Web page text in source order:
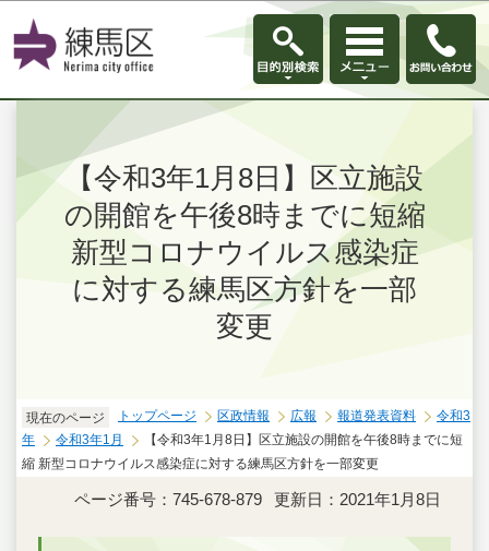
このページの本文へ移動
【令和3年1月8日】区立施設
の開館を午後8時までに短縮
新型コロナウイルス感染症
に対する練馬区方針を一部
変更
現在のページ トップページ 区政情報 広報 報道発表資料
令和3
年
令和3年1月
【令和3年1月8日】区立施設の開館を午後8時までに短
縮 新型コロナウイルス感染症に対する練馬区方針を一部変更
ページ番号：745-678-879 更新日：2021年1月8日